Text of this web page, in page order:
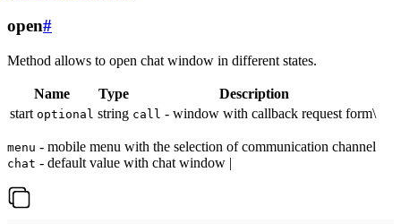
open#
Method allows to open chat window in different states.
Name Type
Description
start optional string call - window with callback request form\
menu - mobile menu with the selection of communication channel
chat - default value with chat window |